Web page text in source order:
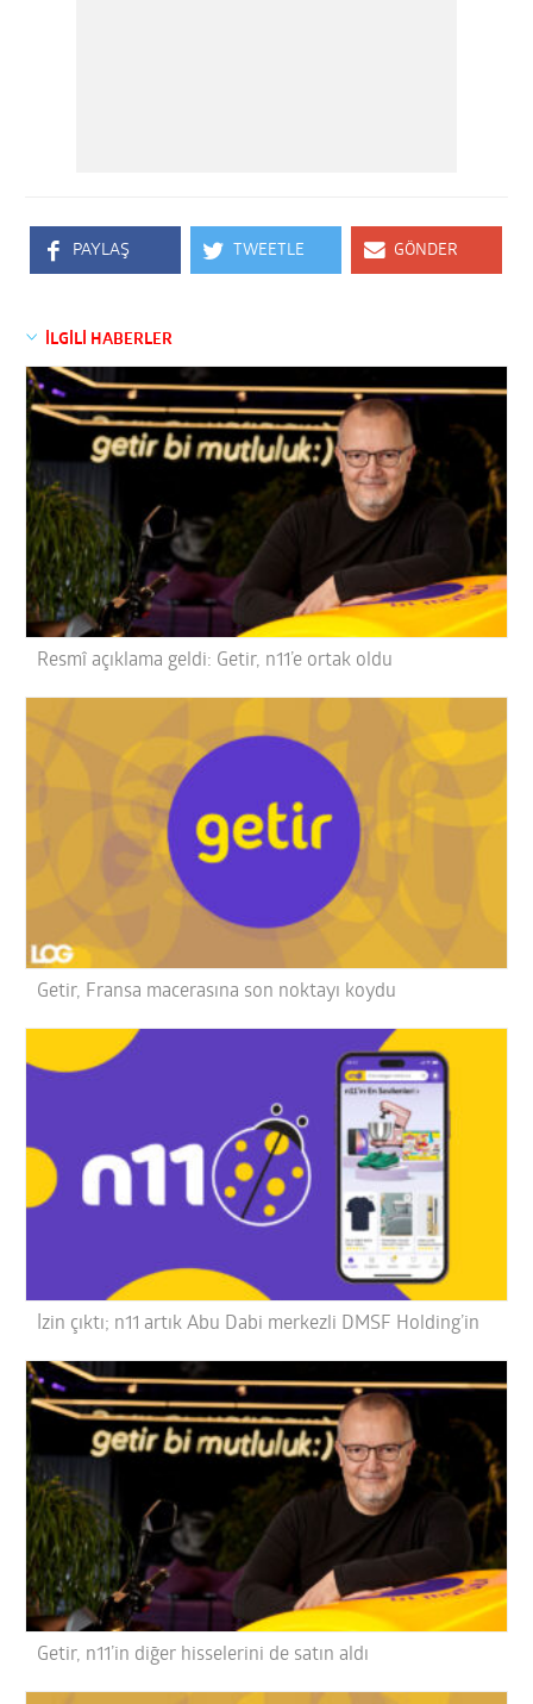
PAYLAŞ TWEETLE GÖNDER
İLGİLİ HABERLER
Resmî açıklama geldi: Getir, n11’e ortak oldu
Getir, Fransa macerasına son noktayı koydu
İzin çıktı; n11 artık Abu Dabi merkezli DMSF Holding’in
Getir, n11’in diğer hisselerini de satın aldı